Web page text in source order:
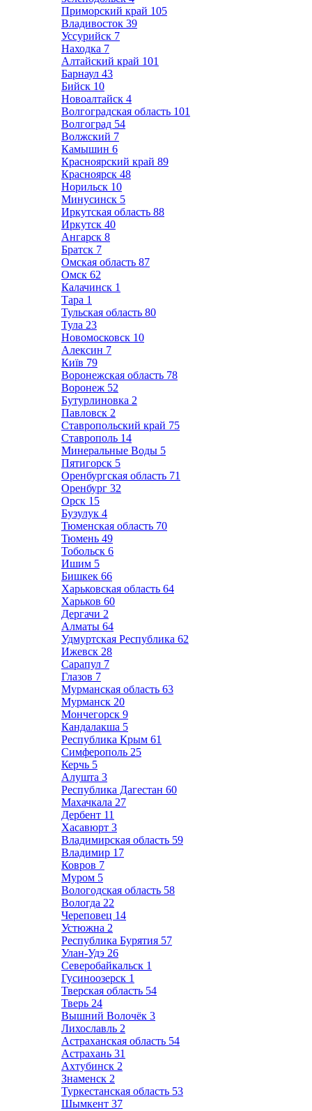
Приморский край 105
Владивосток 39
Уссурийск 7
Находка 7
Алтайский край 101
Барнаул 43
Бийск 10
Новоалтайск 4
Волгоградская область 101
Волгоград 54
Волжский 7
Камышин 6
Красноярский край 89
Красноярск 48
Норильск 10
Минусинск 5
Иркутская область 88
Иркутск 40
Ангарск 8
Братск 7
Омская область 87
Омск 62
Калачинск 1
Тара 1
Тульская область 80
Тула 23
Новомосковск 10
Алексин 7
Київ 79
Воронежская область 78
Воронеж 52
Бутурлиновка 2
Павловск 2
Ставропольский край 75
Ставрополь 14
Минеральные Воды 5
Пятигорск 5
Оренбургская область 71
Оренбург 32
Орск 15
Бузулук 4
Тюменская область 70
Тюмень 49
Тобольск 6
Ишим 5
Бишкек 66
Харьковская область 64
Харьков 60
Дергачи 2
Алматы 64
Удмуртская Республика 62
Ижевск 28
Сарапул 7
Глазов 7
Мурманская область 63
Мурманск 20
Мончегорск 9
Кандалакша 5
Республика Крым 61
Симферополь 25
Керчь 5
Алушта 3
Республика Дагестан 60
Махачкала 27
Дербент 11
Хасавюрт 3
Владимирская область 59
Владимир 17
Ковров 7
Муром 5
Вологодская область 58
Вологда 22
Череповец 14
Устюжна 2
Республика Бурятия 57
Улан-Удэ 26
Северобайкальск 1
Гусиноозерск 1
Тверская область 54
Тверь 24
Вышний Волочёк 3
Лихославль 2
Астраханская область 54
Астрахань 31
Ахтубинск 2
Знаменск 2
Туркестанская область 53
Шымкент 37